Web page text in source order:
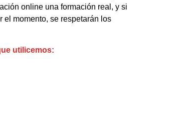
online una formación real, y si
el momento, se respetarán los
utilicemos: